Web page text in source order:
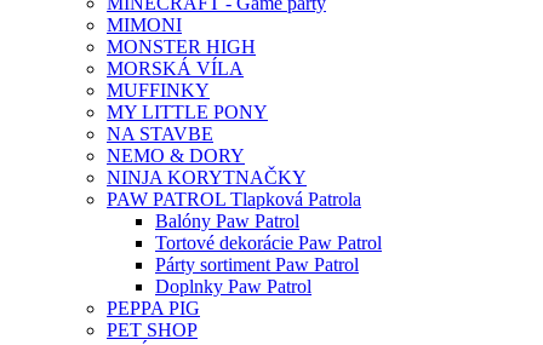
MIMONI
MONSTER HIGH
MORSKÁ VÍLA
MUFFINKY
MY LITTLE PONY
NA STAVBE
NEMO & DORY
NINJA KORYTNAČKY
PAW PATROL Tlapková Patrola
Balóny Paw Patrol
Tortové dekorácie Paw Patrol
Párty sortiment Paw Patrol
Doplnky Paw Patrol
PEPPA PIG
PET SHOP